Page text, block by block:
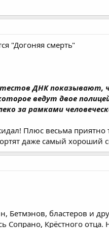
"Догоняя смерть"
тестов ДНК показывают,
ведут двое
за рамками
Плюс весьма приятно
даже самый хороший
бластеров и
Сопрано, Крёстного отца.